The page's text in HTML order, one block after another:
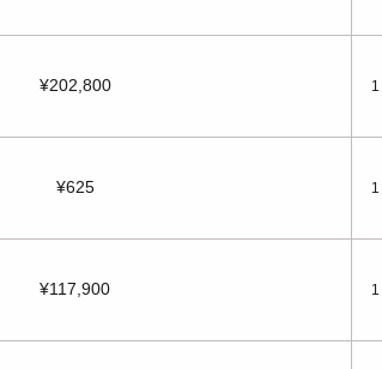
¥202,800 1
¥625 1
¥117,900 1